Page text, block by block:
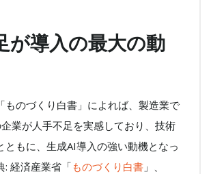
が導入の最大の動
ものづくり白書」によれば、製造業で
業が人手不足を実感しており、技術
ともに、生成AI導入の強い動機となっ
: 経済産業省「 ものづくり白書 」、